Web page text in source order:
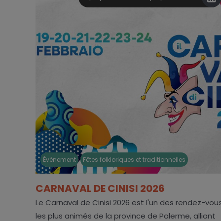
Événement Fêtes folkloriques et traditionnelles
CARNAVAL DE CINISI 2026
Le Carnaval de Cinisi 2026 est l'un des rendez-
les plus animés de la province de Palerme, alliant